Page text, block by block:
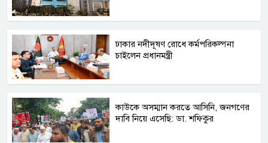
ঢাকার নদীদূষণ রোধে কর্মপরিকল্পনা
চাইলেন প্রধানমন্ত্রী
কাউকে অসম্মান করতে আসিনি, জনগণের
দাবি নিয়ে এসেছি: ডা. শফিকুর